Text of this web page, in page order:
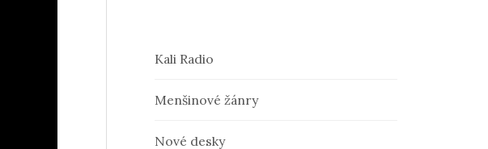
Kali Radio
Menšinové žánry
Nové desky